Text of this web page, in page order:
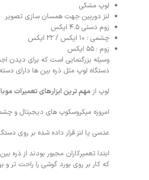
لوپ مشکی
لنز دوربین جهت همسان سازی تصویر
زوم دستی ۴.۵ ایکس
چشمی : ۱۰ ایکس / ۲۲ ایکس
زوم : ۵۵ ایکس
وسیله بزرگنمایی است که برای دیدن
دستگاه لوپ مثل ذره بین ها دارای
لوپ از مهم ترین ابزارهای تعمیرات
امروزه میکروسکوپ های دیجیتال و
عدسی یا لنز قرار داده شده بر روی
ابتدا تعمیرکاران مجبور بودند از ذره
که کار بر روی بورد گوشی را راحت تر و